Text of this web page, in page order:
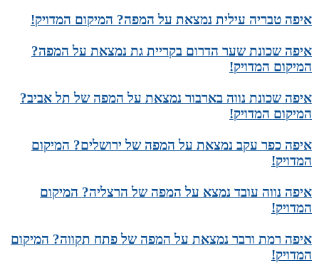
איפה טבריה עילית נמצאת על המפה? המיקום המדויק!
איפה שכונת שער הדרום בקריית גת נמצאת על המפה?
המיקום המדויק!
איפה שכונת נווה בארבור נמצאת על המפה של תל אביב?
המיקום המדויק!
איפה כפר עקב נמצאת על המפה של ירושלים? המיקום
המדויק!
איפה נווה עובד נמצא על המפה של הרצליה? המיקום
המדויק!
איפה רמת ורבר נמצאת על המפה של פתח תקווה? המיקום
המדויק!